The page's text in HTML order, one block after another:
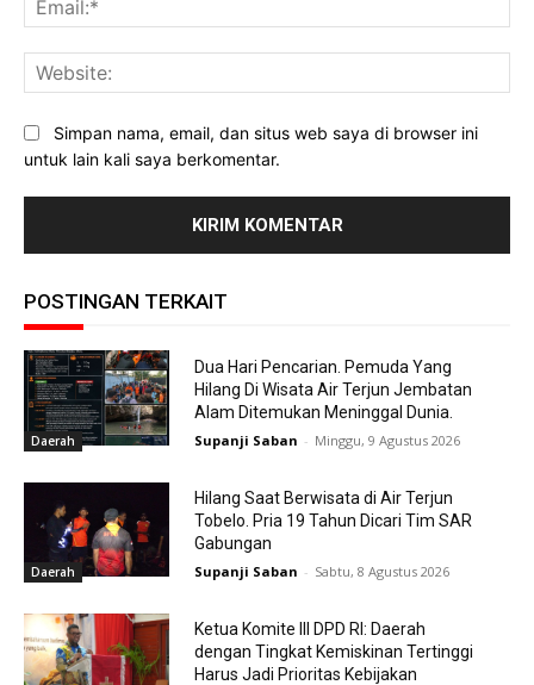
Simpan nama, email, dan situs web saya di browser ini
untuk lain kali saya berkomentar.
POSTINGAN TERKAIT
Daerah
Dua Hari Pencarian. Pemuda Yang
Hilang Di Wisata Air Terjun Jembatan
Alam Ditemukan Meninggal Dunia.
Supanji Saban - Minggu, 9 Agustus 2026
Daerah
Hilang Saat Berwisata di Air Terjun
Tobelo. Pria 19 Tahun Dicari Tim SAR
Gabungan
Supanji Saban - Sabtu, 8 Agustus 2026
Ketua Komite III DPD RI: Daerah
dengan Tingkat Kemiskinan Tertinggi
Harus Jadi Prioritas Kebijakan